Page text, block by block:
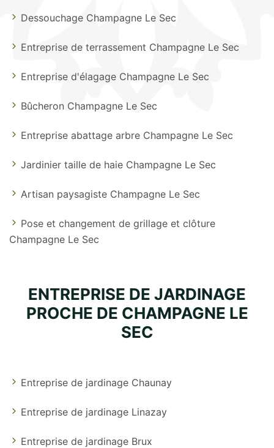
Dessouchage Champagne Le Sec
Entreprise de terrassement Champagne Le Sec
Entreprise d'élagage Champagne Le Sec
Bûcheron Champagne Le Sec
Entreprise abattage arbre Champagne Le Sec
Jardinier taille de haie Champagne Le Sec
Artisan paysagiste Champagne Le Sec
Pose et changement de grillage et clôture
Champagne Le Sec
ENTREPRISE DE JARDINAGE
PROCHE DE CHAMPAGNE LE
SEC
Entreprise de jardinage Chaunay
Entreprise de jardinage Linazay
Entreprise de jardinage Brux